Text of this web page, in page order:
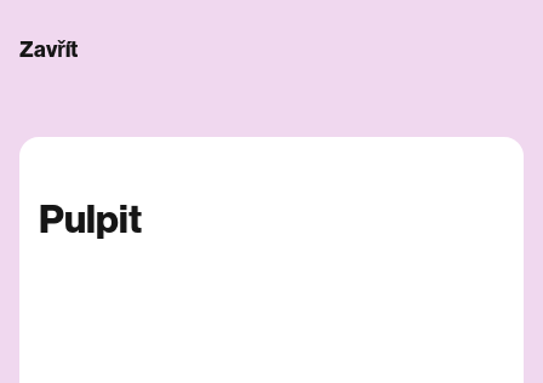
Zavřít
Pulpit